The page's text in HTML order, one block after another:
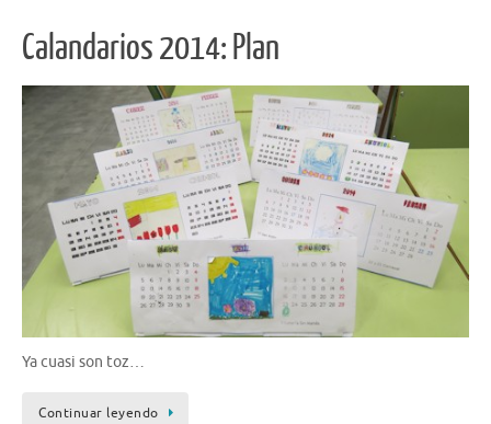
Calandarios 2014: Plan
Ya cuasi son toz…
Continuar leyendo